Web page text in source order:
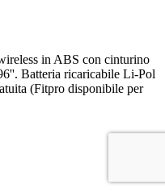
in ABS con cinturino
Batteria ricaricabile Li-Pol
(Fitpro disponibile per